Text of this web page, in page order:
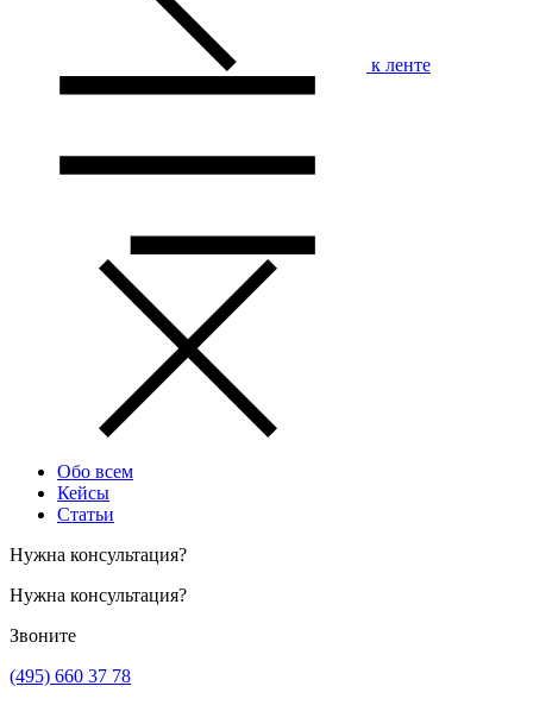
к ленте
Обо всем
Кейсы
Статьи
Нужна консультация?
Нужна консультация?
Звоните
(495) 660 37 78